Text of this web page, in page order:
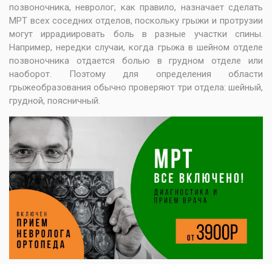
позвоночника, невролог, как правило, назначает сделать
МРТ всех соседних отделов, поскольку грыжи и протрузии
могут иррадиировать боль в разные участки спины.
Например, нередки случаи, когда грыжа в шейном отделе
позвоночника отдается болью в грудном отделе или
наоборот. Поэтому для определения области
грыжеобразования обычно проверяют три отдела: шейный,
грудной, поясничный.